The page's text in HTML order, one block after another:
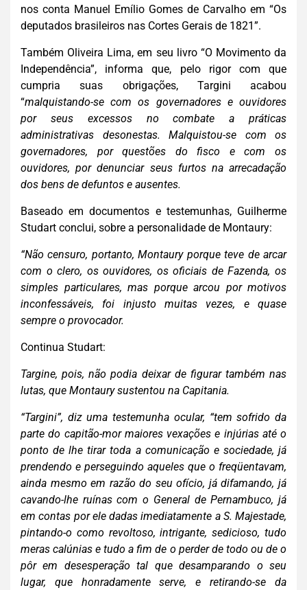
nos conta Manuel Emílio Gomes de Carvalho em “Os
deputados brasileiros nas Cortes Gerais de 1821”.
Também Oliveira Lima, em seu livro “O Movimento da
Independência”, informa que, pelo rigor com que
cumpria suas obrigações, Targini acabou
“malquistando-se com os governadores e ouvidores
por seus excessos no combate a práticas
administrativas desonestas. Malquistou-se com os
governadores, por questões do fisco e com os
ouvidores, por denunciar seus furtos na arrecadação
dos bens de defuntos e ausentes.
Baseado em documentos e testemunhas, Guilherme
Studart conclui, sobre a personalidade de Montaury:
“Não censuro, portanto, Montaury porque teve de arcar
com o clero, os ouvidores, os oficiais de Fazenda, os
simples particulares, mas porque arcou por motivos
inconfessáveis, foi injusto muitas vezes, e quase
sempre o provocador.
Continua Studart:
Targine, pois, não podia deixar de figurar também nas
lutas, que Montaury sustentou na Capitania.
“Targini”, diz uma testemunha ocular, “tem sofrido da
parte do capitão-mor maiores vexações e injúrias até o
ponto de lhe tirar toda a comunicação e sociedade, já
prendendo e perseguindo aqueles que o freqüentavam,
ainda mesmo em razão do seu ofício, já difamando, já
cavando-lhe ruínas com o General de Pernambuco, já
em contas por ele dadas imediatamente a S. Majestade,
pintando-o como revoltoso, intrigante, sedicioso, tudo
meras calúnias e tudo a fim de o perder de todo ou de o
pôr em desesperação tal que desamparando o seu
lugar, que honradamente serve, e retirando-se da